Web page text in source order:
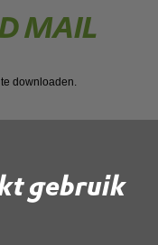
gebruik
MAIL
downloaden.